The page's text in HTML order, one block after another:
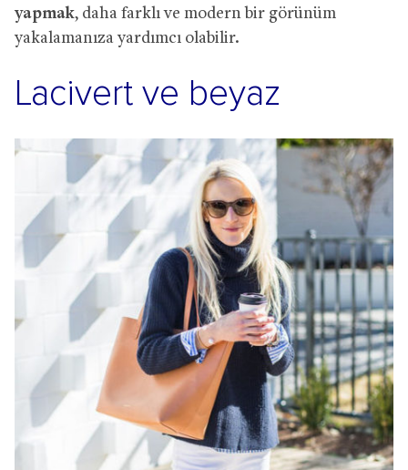
yapmak, daha farklı ve modern bir görünüm
yakalamanıza yardımcı olabilir.
Lacivert ve beyaz